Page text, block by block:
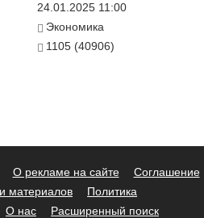
24.01.2025 11:00
Экономика
1105 (40906)
О рекламе на сайте
Соглашение
материалов
Политика
О нас Расширенный поиск